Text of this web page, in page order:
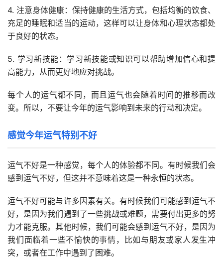
4. 注意身体健康：保持健康的生活方式，包括均衡的饮食、
充足的睡眠和适当的运动，这样可以让身体和心理状态都处
于良好的状态。
5. 学习新技能：学习新技能或知识可以帮助增加信心和提
高能力，从而更好地应对挑战。
每个人的运气都不同，而且运气也会随着时间的推移而改
变。所以，不要让今年的运气影响到未来的行动和决定。
感觉今年运气特别不好
运气不好是一种感觉，每个人的体验都不同。有时候我们会
感到运气不好，但这并不意味着这是一种永恒的状态。
运气不好可能与许多因素有关。有时候我们可能感到运气不
好，是因为我们遇到了一些挑战或难题，需要付出更多的努
力才能克服。其他时候，我们可能会感到运气不好，是因为
我们面临着一些不愉快的事情，比如与朋友或家人发生冲
突，或者在工作中遇到了困难。